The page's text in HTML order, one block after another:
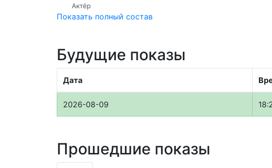
Актёр
Показать полный состав
Будущие показы
Дата
2026-08-09
Прошедшие показы